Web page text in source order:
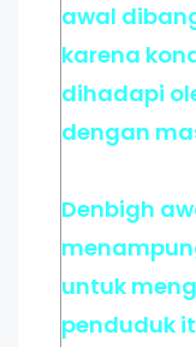
awal
karena
dihadapi
dengan
Denbigh
untuk
penduduk